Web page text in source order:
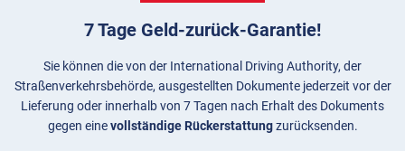
7 Tage Geld-zurück-Garantie!
Sie können die von der International Driving Authority, der
Straßenverkehrsbehörde, ausgestellten Dokumente jederzeit vor der
Lieferung oder innerhalb von 7 Tagen nach Erhalt des Dokuments
gegen einevollständige Rückerstattungzurücksenden.